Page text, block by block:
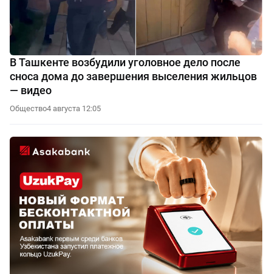
В Ташкенте возбудили уголовное дело после
сноса дома до завершения выселения жильцов
— видео
Общество4 августа 12:05